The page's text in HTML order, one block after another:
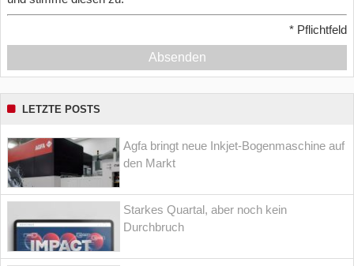
* Pflichtfeld
Absenden
LETZTE POSTS
Agfa bringt neue Inkjet-Bogenmaschine auf
den Markt
Starkes Quartal, aber noch kein
Durchbruch